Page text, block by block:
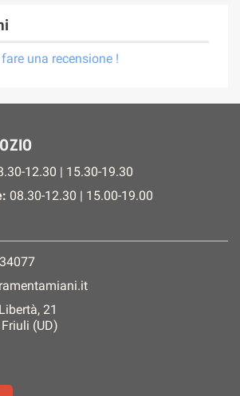
una recensione !
12.30 | 15.30-19.30
08.30-12.30 | 15.00-19.00
21
(UD)